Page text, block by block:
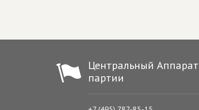
Центральный Аппарат
партии